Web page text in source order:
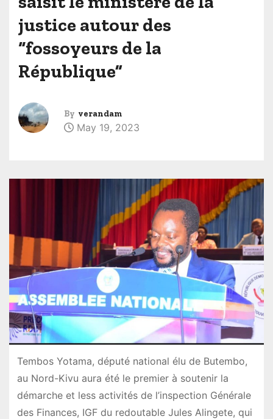
justice autour des
“fossoyeurs de la
République”
By verandam
May 19, 2023
Tembos Yotama, député national élu de Butembo,
au Nord-Kivu aura été le premier à soutenir la
démarche et less activités de l’inspection Générale
des Finances, IGF du redoutable Jules Alingete, qui